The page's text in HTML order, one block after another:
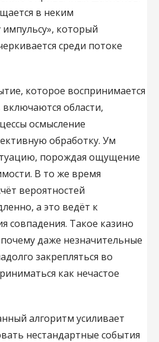
в неким
который
среди потоке
которое воспринимается
области,
осмысление
обработку. Ум
порождая ощущение
В то же время
вероятностей
а это ведёт к
совпадения. Такое казино
даже незначительные
закрепляться во
как нечастое
алгоритм усиливает
нестандартные события